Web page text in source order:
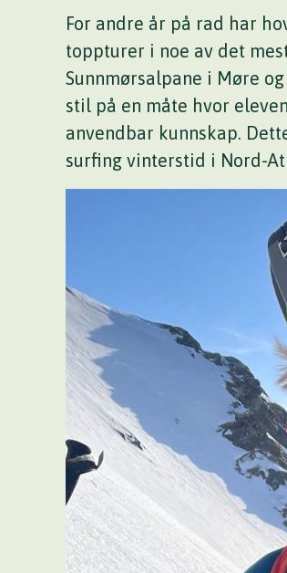
For andre år på rad har
toppturer i noe av det
Sunnmørsalpane i Møre
stil på en måte hvor
anvendbar kunnskap.
surfing vinterstid i Nord-